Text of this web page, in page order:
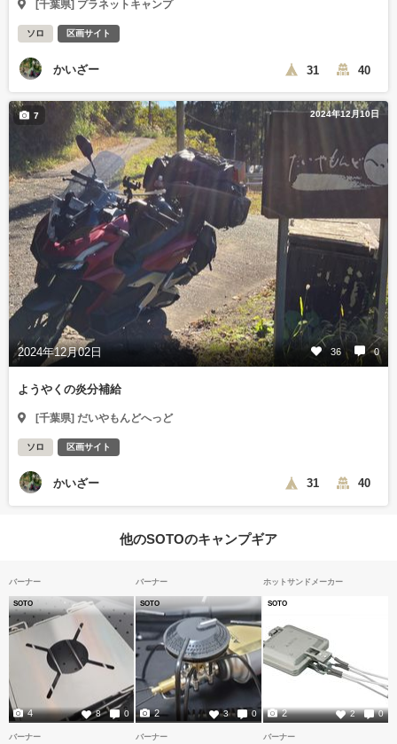
[千葉県] プラネットキャンプ
ソロ 区画サイト
かいざー 31 40
2024年12月10日
2024年12月02日 36 0
7
ようやくの炎分補給
[千葉県] だいやもんどへっど
ソロ 区画サイト
かいざー 31 40
他のSOTOのキャンプギア
バーナー
SOTO
8 0
4
バーナー
SOTO
3 0
2
ホットサンドメーカー
SOTO
2 0
2
バーナー バーナー バーナー